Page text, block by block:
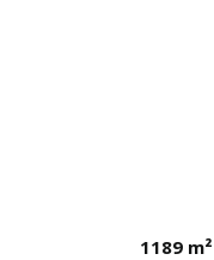
1189 m²